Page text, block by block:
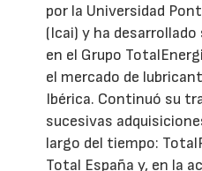
por la Universidad
(Icai) y ha
en el Grupo
el mercado de
Ibérica. Continuó su
sucesivas
largo del tiempo:
Total España y, en la